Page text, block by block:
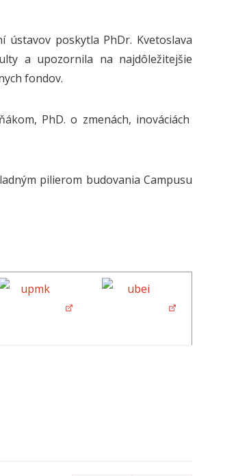
ústavov poskytla PhDr. Kvetoslava
a upozornila na najdôležitejšie
fondov.
PhD. o zmenách, inováciách
pilierom budovania Campusu